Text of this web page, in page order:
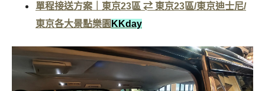
單程接送方案｜東京23區 ⇄ 東京23區/東京迪士尼/
東京各大景點樂園 KKday